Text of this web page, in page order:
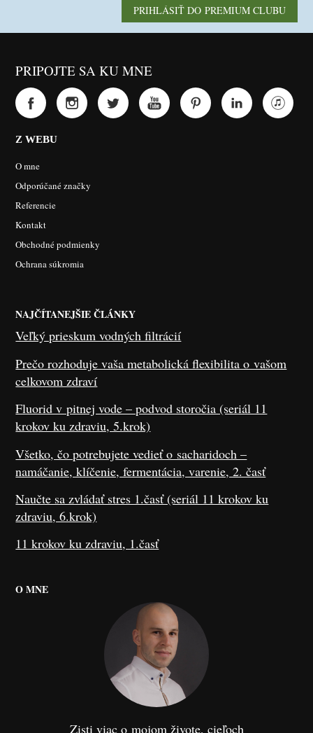
PRIHLÁSIŤ DO PREMIUM CLUBU
PRIPOJTE SA KU MNE
Z WEBU
O mne
Odporúčané značky
Referencie
Kontakt
Obchodné podmienky
Ochrana súkromia
NAJČÍTANEJŠIE ČLÁNKY
Veľký prieskum vodných filtrácií
Prečo rozhoduje vaša metabolická flexibilita o vašom
celkovom zdraví
Fluorid v pitnej vode – podvod storočia (seriál 11
krokov ku zdraviu, 5.krok)
Všetko, čo potrebujete vedieť o sacharidoch –
namáčanie, klíčenie, fermentácia, varenie, 2. časť
Naučte sa zvládať stres 1.časť (seriál 11 krokov ku
zdraviu, 6.krok)
11 krokov ku zdraviu, 1.časť
O MNE
Zisti viac o mojom živote, cieľoch